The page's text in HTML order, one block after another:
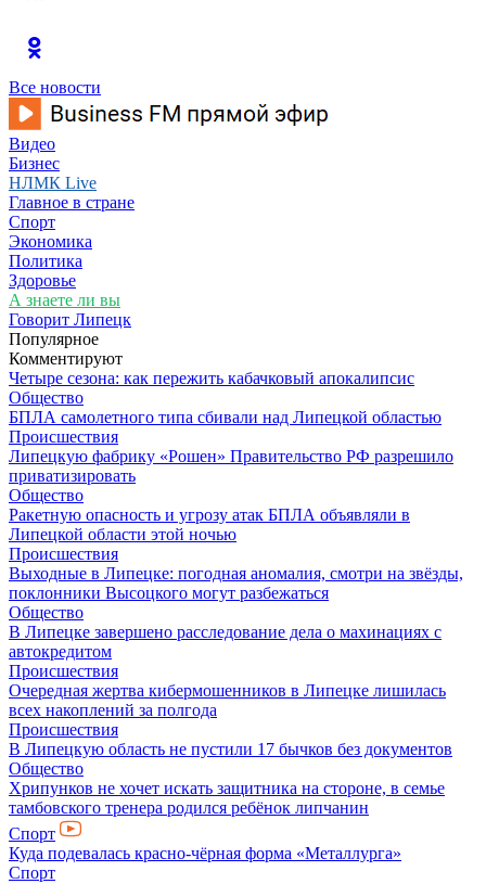
Все новости
Видео
Бизнес
НЛМК Live
Главное в стране
Спорт
Экономика
Политика
Здоровье
А знаете ли вы
Говорит Липецк
Популярное
Комментируют
Четыре сезона: как пережить кабачковый апокалипсис
Общество
БПЛА самолетного типа сбивали над Липецкой областью
Происшествия
Липецкую фабрику «Рошен» Правительство РФ разрешило
приватизировать
Общество
Ракетную опасность и угрозу атак БПЛА объявляли в
Липецкой области этой ночью
Происшествия
Выходные в Липецке: погодная аномалия, смотри на звёзды,
поклонники Высоцкого могут разбежаться
Общество
В Липецке завершено расследование дела о махинациях с
автокредитом
Происшествия
Очередная жертва кибермошенников в Липецке лишилась
всех накоплений за полгода
Происшествия
В Липецкую область не пустили 17 бычков без документов
Общество
Хрипунков не хочет искать защитника на стороне, в семье
тамбовского тренера родился ребёнок липчанин
Спорт
Куда подевалась красно-чёрная форма «Металлурга»
Спорт